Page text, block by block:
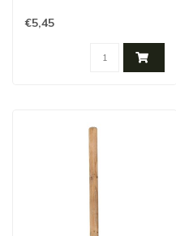
impregnati marroni 120
cm 7 cm
€5,45